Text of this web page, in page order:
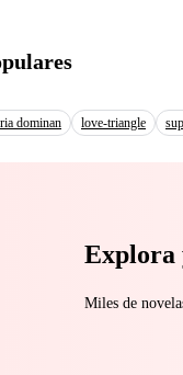
dominan love-triangle
Explora
Miles de